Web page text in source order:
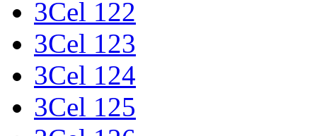
3Cel 122
3Cel 123
3Cel 124
3Cel 125